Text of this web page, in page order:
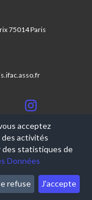
75014 Paris
Aniapps.fr
acceptez
activités
des statistiques de
Données
refuse J'accepte